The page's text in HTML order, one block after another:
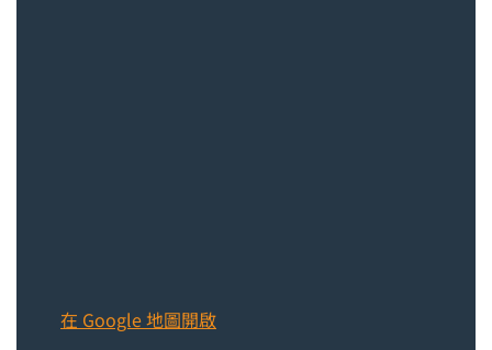
在 Google 地圖開啟